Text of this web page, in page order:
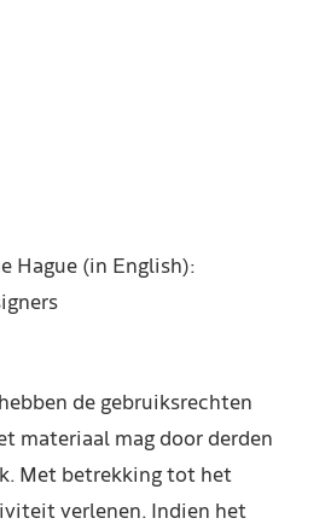
Hague (in English):
de gebruiksrechten
materiaal mag door derden
Met betrekking tot het
verlenen. Indien het